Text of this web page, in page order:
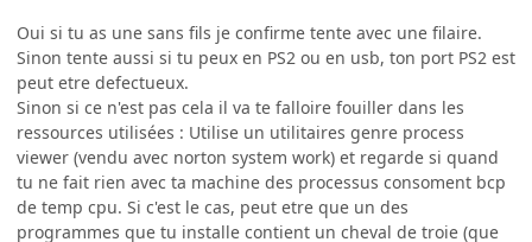
Oui si tu as une sans fils je confirme tente avec une filaire.
Sinon tente aussi si tu peux en PS2 ou en usb, ton port PS2 est
peut etre defectueux.
Sinon si ce n'est pas cela il va te falloire fouiller dans les
ressources utilisées : Utilise un utilitaires genre process
viewer (vendu avec norton system work) et regarde si quand
tu ne fait rien avec ta machine des processus consoment bcp
de temp cpu. Si c'est le cas, peut etre que un des
programmes que tu installe contient un cheval de troie (que